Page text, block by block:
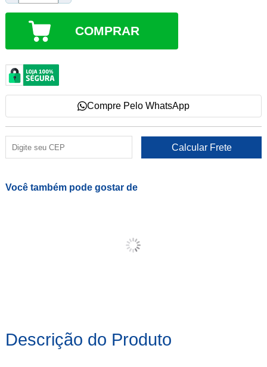
COMPRAR
Compre Pelo WhatsApp
Você também pode gostar de
Descrição do Produto